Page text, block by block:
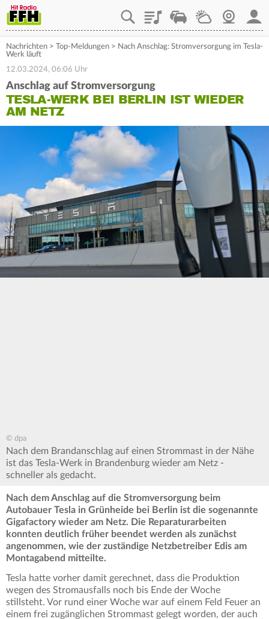
PlaylistStaupilotWetterWebcam
Nachrichten > Top-Meldungen > Nach Anschlag: Stromversorgung im Tesla-
Werk läuft
12.03.2024, 06:06 Uhr
Anschlag auf Stromversorgung
TESLA-WERK BEI BERLIN IST WIEDER
AM NETZ
© dpa
Nach dem Brandanschlag auf einen Strommast in der Nähe
ist das Tesla-Werk in Brandenburg wieder am Netz -
schneller als gedacht.
Nach dem Anschlag auf die Stromversorgung beim
Autobauer Tesla in Grünheide bei Berlin ist die sogenannte
Gigafactory wieder am Netz. Die Reparaturarbeiten
konnten deutlich früher beendet werden als zunächst
angenommen, wie der zuständige Netzbetreiber Edis am
Montagabend mitteilte.
Tesla hatte vorher damit gerechnet, dass die Produktion
wegen des Stromausfalls noch bis Ende der Woche
stillsteht. Vor rund einer Woche war auf einem Feld Feuer an
einem frei zugänglichen Strommast gelegt worden, der auch